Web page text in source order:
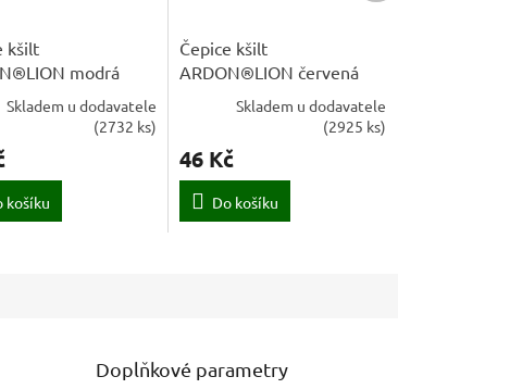
kšilt
modrá
Skladem u dodavatele
(2732 ks)
košíku
Čepice kšilt
ARDON®LION červená
Skladem u dodavatele
(2925 ks)
46 Kč
Do košíku
Doplňkové parametry